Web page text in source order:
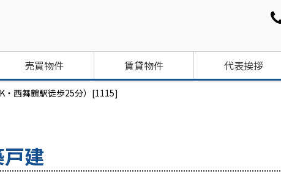
売買物件 賃貸物件 代表挨拶
・西舞鶴駅徒歩25分）[1115]
建